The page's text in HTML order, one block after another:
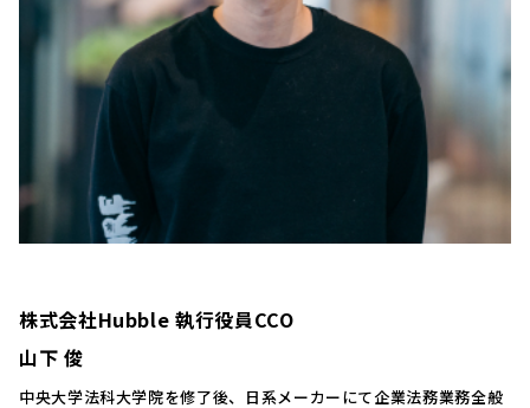
株式会社Hubble 執行役員CCO
山下 俊
中央大学法科大学院を修了後、日系メーカーにて企業法務業務全般